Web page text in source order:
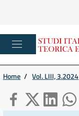
Home / Vol. LIII, 3.2024